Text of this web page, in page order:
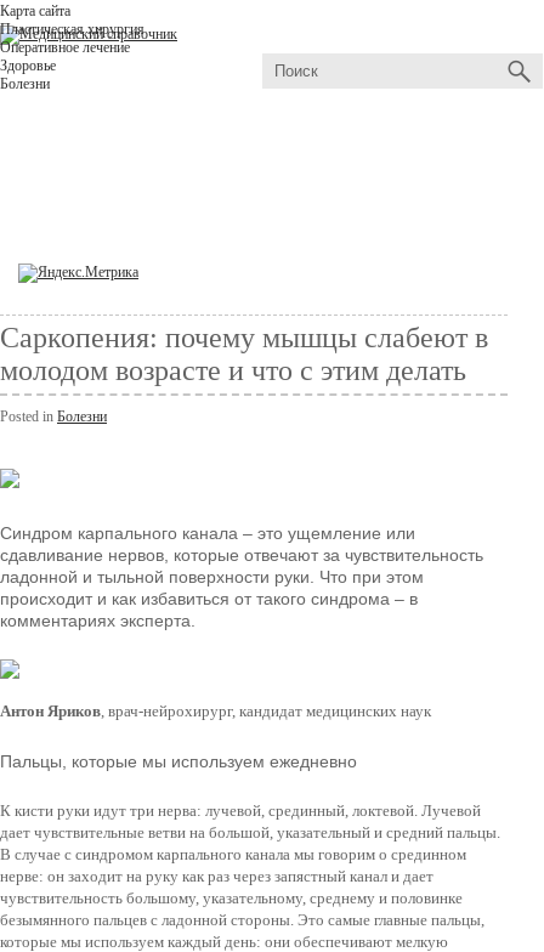
Карта сайта
Пластическая хирургия
Оперативное лечение
Здоровье
Болезни
Саркопения: почему мышцы слабеют в
молодом возрасте и что с этим делать
Posted in Болезни
Синдром карпального канала – это ущемление или
сдавливание нервов, которые отвечают за чувствительность
ладонной и тыльной поверхности руки. Что при этом
происходит и как избавиться от такого синдрома – в
комментариях эксперта.
Антон Яриков, врач-нейрохирург, кандидат медицинских наук
Пальцы, которые мы используем ежедневно
К кисти руки идут три нерва: лучевой, срединный, локтевой. Лучевой
дает чувствительные ветви на большой, указательный и средний пальцы.
В случае с синдромом карпального канала мы говорим о срединном
нерве: он заходит на руку как раз через запястный канал и дает
чувствительность большому, указательному, среднему и половинке
безымянного пальцев с ладонной стороны. Это самые главные пальцы,
которые мы используем каждый день: они обеспечивают мелкую